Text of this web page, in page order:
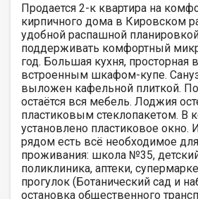
Продается 2-к квартира на
кирпичного дома в Кировском
удобной распашной
поддерживать комфортный
год. Большая кухня, просторная
встроенным шкафом-купе.
выложен кафельной плиткой.
остаётся вся мебель. Лоджия
пластиковым стеклопакетом. В
установлено пластиковое окно.
рядом есть всё необходимое
проживания: школа №35,
поликлиника, аптеки,
прогулок (Ботанический сад и
остановка общественного